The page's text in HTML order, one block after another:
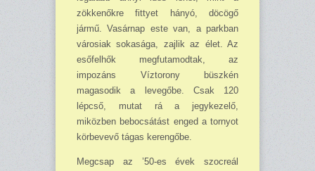
zökkenőkre fittyet hányó, döcögő
jármű. Vasárnap este van, a parkban
városiak sokasága, zajlik az élet. Az
esőfelhők megfutamodtak, az
impozáns Víztorony büszkén
magasodik a levegőbe. Csak 120
lépcső, mutat rá a jegykezelő,
miközben bebocsátást enged a tornyot
körbevevő tágas kerengőbe.
Megcsap az ’50-es évek szocreál